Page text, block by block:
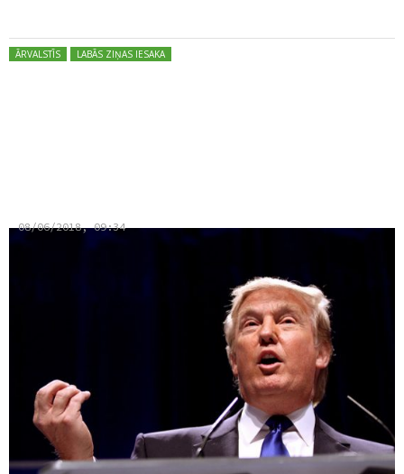
Posted in:
ĀRVALSTĪS LABĀS ZIŅAS IESAKA
08/06/2018, 09:34